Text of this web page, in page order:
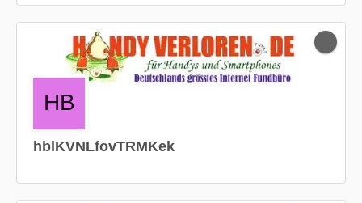
hblKVNLfovTRMKek